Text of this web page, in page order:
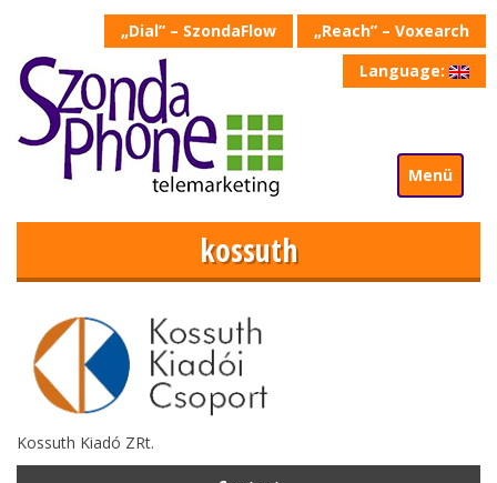
„Dial” – SzondaFlow
„Reach” – Voxearch
Language:
Menü
kossuth
Kossuth Kiadó ZRt.